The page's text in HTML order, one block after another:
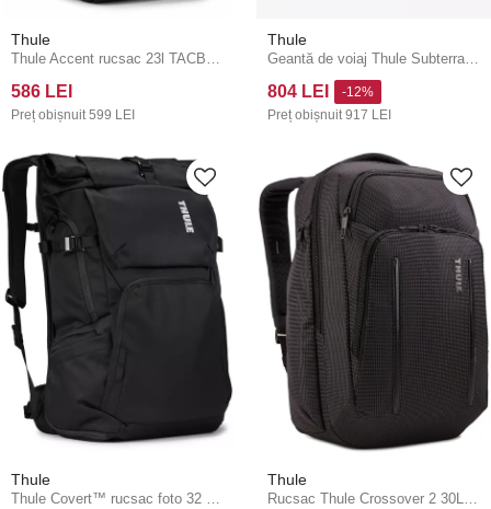
Thule
586 LEI
Preț obișnuit 599 LEI
Thule
804 LEI
Preț obișnuit 917 LEI
-12%
Thule
Thule Covert™ rucsac foto 32 L TCDK232 - negru
Thule
Rucsac Thule Crossover 2 30L C2BP116 - negru